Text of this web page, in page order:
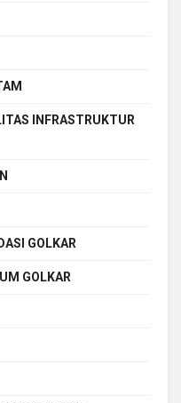
INFRASTRUKTUR
GOLKAR
GOLKAR